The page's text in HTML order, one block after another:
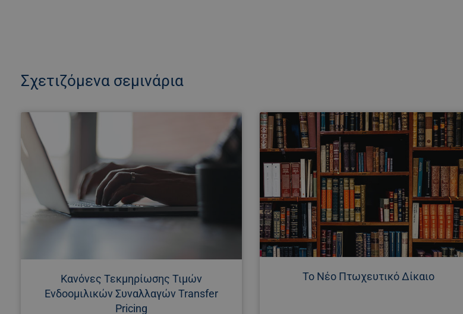
Σχετιζόμενα σεμινάρια
Κανόνες Τεκμηρίωσης Τιμών
Ενδοομιλικών Συναλλαγών Transfer
Pricing
Το Νέο Πτωχευτικό Δίκαιο